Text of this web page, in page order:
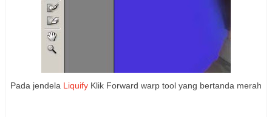
Pada jendela Liquify Klik Forward warp tool yang bertanda merah